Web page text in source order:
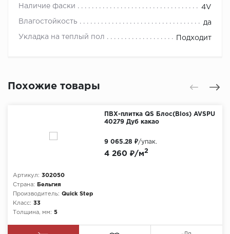
Наличие фаски 4V
Влагостойкость да
Укладка на теплый пол Подходит
Похожие товары
ПВХ-плитка QS Блос(Blos) AVSPU
40279 Дуб какао
Артикул: 302050
Страна:
Бельгия
Производитель: Quick Step
Класс: 33
Толщина, мм: 5
4 260 ₽/м2
9 065.28 ₽/упак.